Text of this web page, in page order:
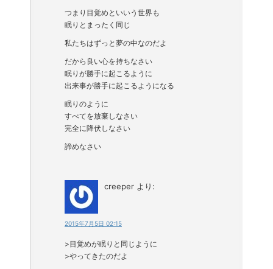
つまり目覚めといいう世界も
眠りとまったく同じ
私たちはずっと夢の中なのだよ
だから良い心を持ちなさい
眠りが勝手に起こるように
出来事が勝手に起こるようになる
眠りのように
すべてを放棄しなさい
完全に降伏しなさい
諦めなさい
creeper より:
2015年7月5日 02:15
>目覚めが眠りと同じように
>やってきたのだよ